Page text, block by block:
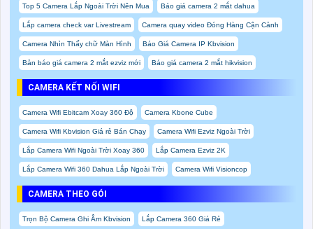
Top 5 Camera Lắp Ngoài Trời Nên Mua Báo giá camera 2 mắt dahua
Lắp camera check var Livestream Camera quay video Đóng Hàng Cận Cảnh
Camera Nhìn Thấy chữ Màn Hình Báo Giá Camera IP Kbvision
Bản báo giá camera 2 mắt ezviz mới Báo giá camera 2 mắt hikvision
CAMERA KẾT NỐI WIFI
Camera Wifi Ebitcam Xoay 360 Độ Camera Kbone Cube
Camera Wifi Kbvision Giá rẻ Bán Chạy Camera Wifi Ezviz Ngoài Trời
Lắp Camera Wifi Ngoài Trời Xoay 360 Lắp Camera Ezviz 2K
Lắp Camera Wifi 360 Dahua Lắp Ngoài Trời Camera Wifi Visioncop
CAMERA THEO GÓI
Trọn Bộ Camera Ghi Âm Kbvision Lắp Camera 360 Giá Rẻ